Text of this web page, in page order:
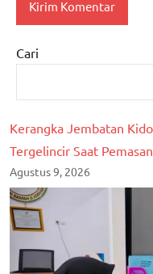
Cari
Kerangka Jembatan
Tergelincir Saat
Agustus 9, 2026